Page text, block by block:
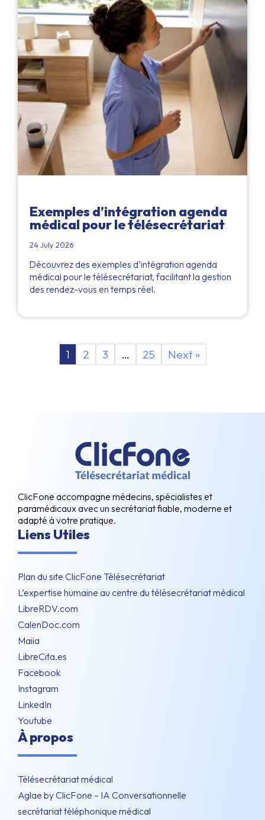
Exemples d’intégration agenda
médical pour le télésecrétariat
24 July 2026
Découvrez des exemples d’intégration agenda
médical pour le télésecrétariat, facilitant la gestion
des rendez-vous en temps réel.
1 2 3 … 25 Next »
ClicFone accompagne médecins, spécialistes et
paramédicaux avec un secrétariat fiable, moderne et
adapté à votre pratique.
Liens Utiles
Plan du site ClicFone Télésecrétariat
L’expertise humaine au centre du télésecrétariat médical
LibreRDV.com
CalenDoc.com
Maiia
LibreCita.es
Facebook
Instagram
LinkedIn
Youtube
À propos
Télésecrétariat médical
Aglae by ClicFone – IA Conversationnelle
secrétariat téléphonique médical